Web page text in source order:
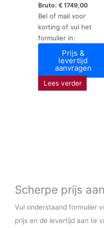
Bruto:€ 1749,00
Bel of mail voor
korting of vul het
formulier in:
Prijs &
levertijd
aanvragen
Lees verder
Scherpe prijs
Vul onderstaand formulier
prijs en de levertijd aan te